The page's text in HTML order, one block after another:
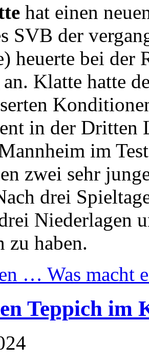
hat einen
SVB der
heuerte bei der
Klatte hatte
in der
im
zwei sehr
drei
Niederlagen
zu haben.
… Was macht
Teppich im